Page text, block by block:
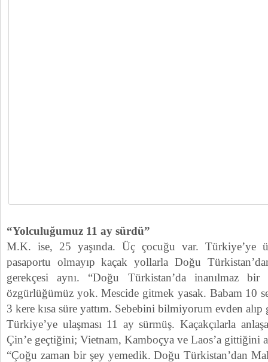
“Yolculuğumuz 11 ay sürdü”
M.K. ise, 25 yaşında. Üç çocuğu var. Türkiye’ye
pasaportu olmayıp kaçak yollarla Doğu
gerekçesi aynı. “Doğu Türkistan’da inanılmaz
özgürlüğümüz yok. Mescide gitmek yasak. Babam 10
3 kere kısa süre yattım. Sebebini bilmiyorum evden
Türkiye’ye ulaşması 11 ay sürmüş. Kaçakçılarla
Çin’e geçtiğini; Vietnam, Kamboçya ve Laos’a gittiğini
“Çoğu zaman bir şey yemedik. Doğu Türkistan’dan